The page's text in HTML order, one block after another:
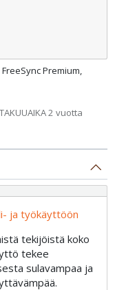
Premium,
TAKUUAIKA 2 vuotta
ja työkäyttöön
tekijöistä koko
tekee
sulavampaa ja